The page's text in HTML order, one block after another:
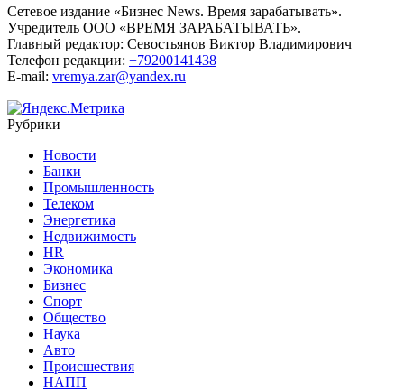
Сетевое издание «Бизнес News. Время зарабатывать».
Учредитель ООО «ВРЕМЯ ЗАРАБАТЫВАТЬ».
Главный редактор: Севостьянов Виктор Владимирович
Телефон редакции: +79200141438
E-mail: vremya.zar@yandex.ru
Рубрики
Новости
Банки
Промышленность
Телеком
Энергетика
Недвижимость
HR
Экономика
Бизнес
Спорт
Общество
Наука
Авто
Происшествия
НАПП